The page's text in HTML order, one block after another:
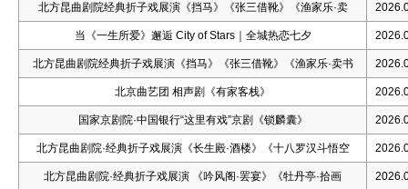
北方昆曲剧院经典折子戏展演《挡马》《张三借靴》《渔家乐·卖
当《一生所爱》邂逅 City of Stars｜全城热恋七夕
北方昆曲剧院经典折子戏展演《挡马》《张三借靴》《渔家乐·卖书
北京曲艺团 相声剧《有家客栈》
国家京剧院·中国银行“这里有戏”京剧《锁麟囊》
北方昆曲剧院·经典折子戏展演《长生殿·酒楼》《十八罗汉斗悟空
北方昆曲剧院·经典折子戏展演 《吟风阁·罢宴》《牡丹亭·拾画